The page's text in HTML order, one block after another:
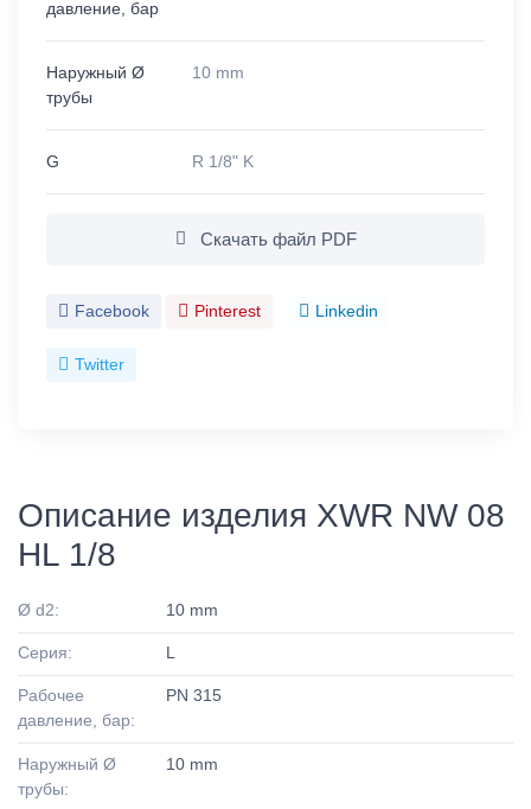
давление, бар
Наружный Ø
трубы
10 mm
G R 1/8" K
Скачать файл PDF
Facebook Pinterest Linkedin
Twitter
Описание изделия XWR NW 08
HL 1/8
Ø d2: 10 mm
Серия: L
Рабочее
давление, бар:
PN 315
Наружный Ø
трубы:
10 mm